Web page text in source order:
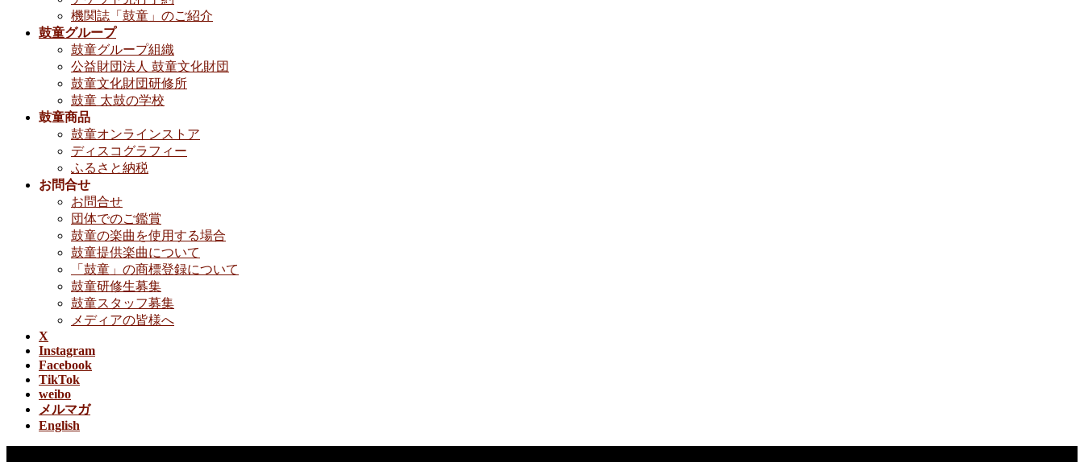
機関誌「鼓童」のご紹介
鼓童グループ
鼓童グループ組織
公益財団法人 鼓童文化財団
鼓童文化財団研修所
鼓童 太鼓の学校
鼓童商品
鼓童オンラインストア
ディスコグラフィー
ふるさと納税
お問合せ
お問合せ
団体でのご鑑賞
鼓童の楽曲を使用する場合
鼓童提供楽曲について
「鼓童」の商標登録について
鼓童研修生募集
鼓童スタッフ募集
メディアの皆様へ
X
Instagram
Facebook
TikTok
weibo
メルマガ
English